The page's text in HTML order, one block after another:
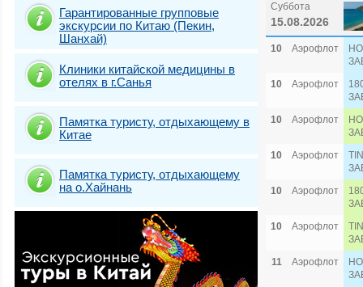
Гарантированные групповые
экскурсии по Китаю (Пекин,
Шанхай)
Клиники китайской медицины в
отелях в г.Санья
Памятка туристу, отдыхающему в
Китае
Памятка туристу, отдыхающему
на о.Хайнань
Суббота
15.08.2026
10 Аэрофлот
10
Аэрофлот
10
Аэрофлот
10
Аэрофлот
10
Аэрофлот
10
Аэрофлот
11
Аэрофлот